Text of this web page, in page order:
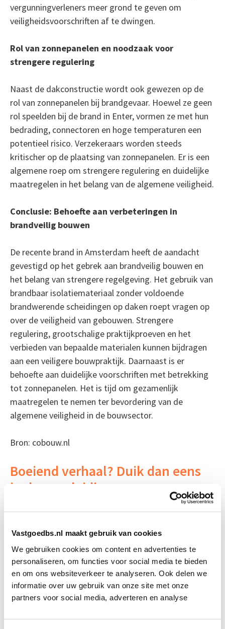
Vastgoedbs.nl maakt gebruik van cookies
We gebruiken cookies om content en advertenties te
personaliseren, om functies voor social media te bieden
en om ons websiteverkeer te analyseren. Ook delen we
informatie over uw gebruik van onze site met onze
partners voor social media, adverteren en analyse
vergunningverleners meer grond te geven om
veiligheidsvoorschriften af te dwingen.
Rol van zonnepanelen en noodzaak voor
strengere regulering
Naast de dakconstructie wordt ook gewezen op de
rol van zonnepanelen bij brandgevaar. Hoewel ze geen
rol speelden bij de brand in Enter, vormen ze met hun
bedrading, connectoren en hoge temperaturen een
potentieel risico. Verzekeraars worden steeds
kritischer op de plaatsing van zonnepanelen. Er is een
algemene roep om strengere regulering en duidelijke
maatregelen in het belang van de algemene veiligheid.
Conclusie: Behoefte aan verbeteringen in
brandveilig bouwen
De recente brand in Amsterdam heeft de aandacht
gevestigd op het gebrek aan brandveilig bouwen en
het belang van strengere regelgeving. Het gebruik van
brandbaar isolatiemateriaal zonder voldoende
brandwerende scheidingen op daken roept vragen op
over de veiligheid van gebouwen. Strengere
regulering, grootschalige praktijkproeven en het
verbieden van bepaalde materialen kunnen bijdragen
aan een veiligere bouwpraktijk. Daarnaast is er
behoefte aan duidelijke voorschriften met betrekking
tot zonnepanelen. Het is tijd om gezamenlijk
maatregelen te nemen ter bevordering van de
algemene veiligheid in de bouwsector.
Bron: cobouw.nl
Boeiend verhaal? Duik dan eens
in deze opleidingen:
Integraal Vastgoedinspecteur
(BOEI)
Start Direct
Brandveiligheid Basis Start Direct starten